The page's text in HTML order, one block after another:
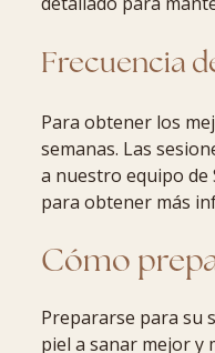
Frecuencia
Para obtener los
semanas. Las
a nuestro equipo de
para obtener más
Cómo
Prepararse para su
piel a sanar mejor y